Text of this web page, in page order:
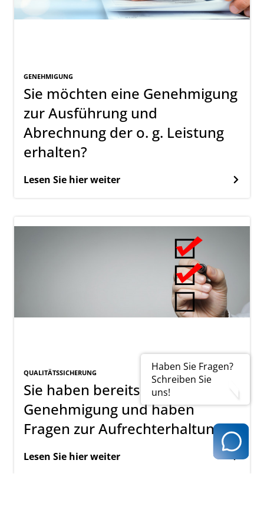
Haben Sie Fragen?
Schreiben Sie
uns!
GENEHMIGUNG
Sie möchten eine Genehmigung
zur Ausführung und
Abrechnung der o. g. Leistung
erhalten?
Lesen Sie hier weiter
QUALITÄTSSICHERUNG
Sie haben bereits eine
Genehmigung und haben
Fragen zur Aufrechterhaltung?
Lesen Sie hier weiter